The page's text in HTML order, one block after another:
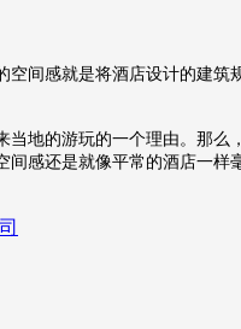
间感就是将酒店设计的建
当地的游玩的一个理由。那
感还是就像平常的酒店一